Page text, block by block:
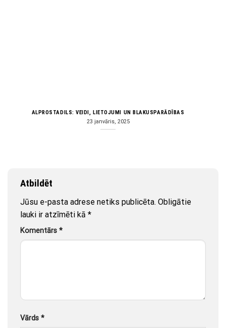
ALPROSTADILS: VEIDI, LIETOJUMI UN BLAKUSPARĀDĪBAS
23 janvāris, 2025
Atbildēt
Jūsu e-pasta adrese netiks publicēta. Obligātie
lauki ir atzīmēti kā *
Komentārs *
Vārds *